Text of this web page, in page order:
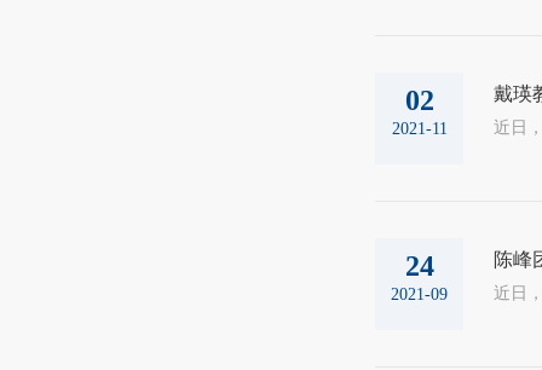
02
2021-11
戴瑛
24
2021-09
陈峰